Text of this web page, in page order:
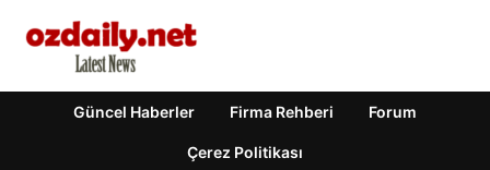
Güncel Haberler Firma Rehberi Forum
Çerez Politikası